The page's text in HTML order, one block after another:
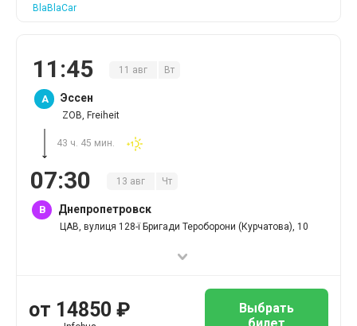
BlaBlaCar
11 :45 11 авг Вт
A Эссен
ZOB, Freiheit
43 ч. 45 мин.
07:30 13 авг Чт
B Днепропетровск
ЦАВ, вулиця 128-ї Бригади Тероборони (Курчатова), 10
от 14850 ₽
Выбрать